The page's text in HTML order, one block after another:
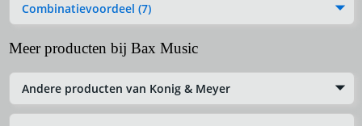
Combinatievoordeel (7)
Meer producten bij Bax Music
Andere producten van Konig & Meyer